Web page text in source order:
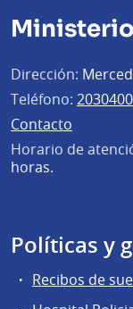
Dirección:
Teléfono:
Contacto
Horario de
horas.
Políticas y
Recibos de